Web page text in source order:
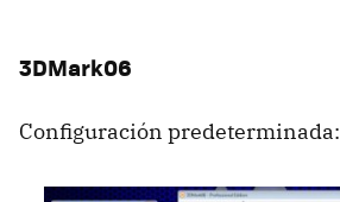
3DMark06
Configuración predeterminada: